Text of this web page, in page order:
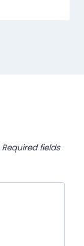
Required fields